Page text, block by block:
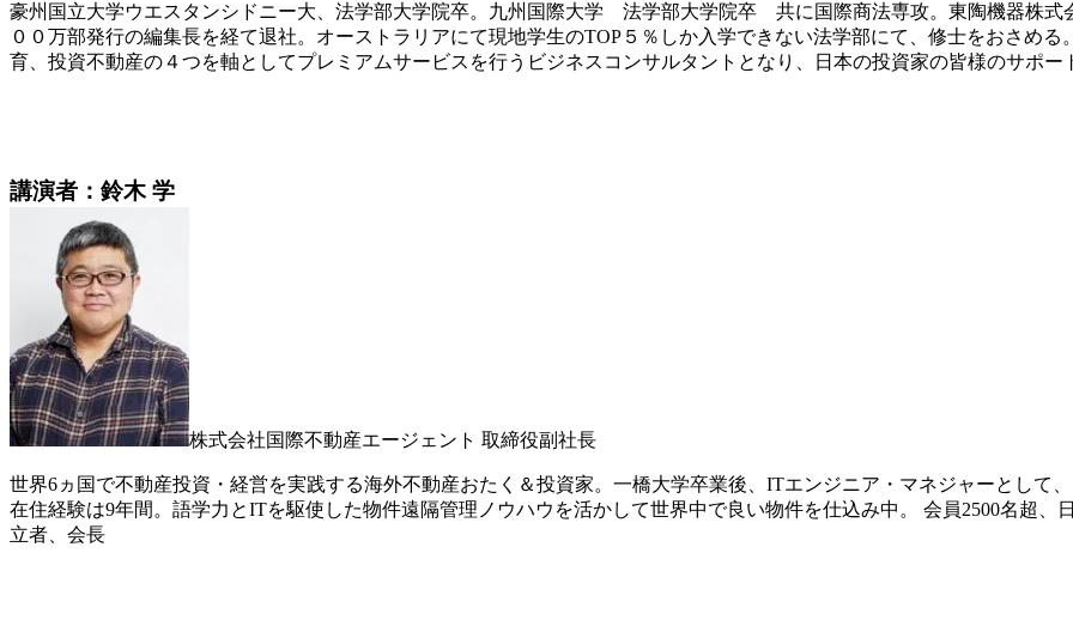
豪州国立大学ウエスタンシドニー大、法学部大学院卒。九州国際大学 法学部大学院卒 共に国際商法専攻。東陶機器株
００万部発行の編集長を経て退社。オーストラリアにて現地学生のTOP５％しか入学できない法学部にて、修士をおさめ
育、投資不動産の４つを軸としてプレミアムサービスを行うビジネスコンサルタントとなり、日本の投資家の皆様のサポー
講演者：鈴木 学
株式会社国際不動産エージェント 取締役副社長
世界6ヵ国で不動産投資・経営を実践する海外不動産おたく＆投資家。一橋大学卒業後、ITエンジニア・マネジャーとして
在住経験は9年間。語学力とITを駆使した物件遠隔管理ノウハウを活かして世界中で良い物件を仕込み中。 会員2500名超、
立者、会長